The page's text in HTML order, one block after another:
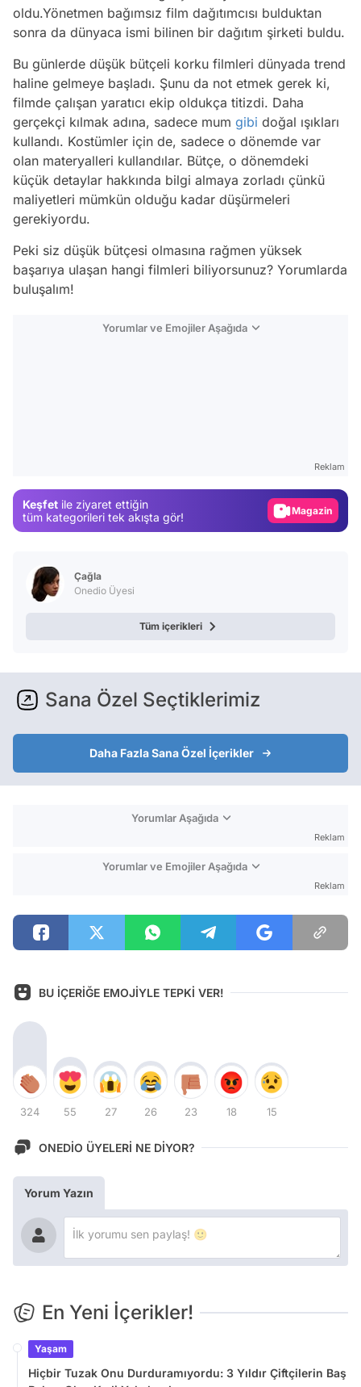
oldu.Yönetmen bağımsız film dağıtımcısı bulduktan
sonra da dünyaca ismi bilinen bir dağıtım şirketi buldu.
Bu günlerde düşük bütçeli korku filmleri dünyada trend
haline gelmeye başladı. Şunu da not etmek gerek ki,
filmde çalışan yaratıcı ekip oldukça titizdi. Daha
gerçekçi kılmak adına, sadece mum gibi doğal ışıkları
kullandı. Kostümler için de, sadece o dönemde var
olan materyalleri kullandılar. Bütçe, o dönemdeki
küçük detaylar hakkında bilgi almaya zorladı çünkü
maliyetleri mümkün olduğu kadar düşürmeleri
gerekiyordu.
Peki siz düşük bütçesi olmasına rağmen yüksek
başarıya ulaşan hangi filmleri biliyorsunuz? Yorumlarda
buluşalım!
Yorumlar ve Emojiler Aşağıda
Reklam
Keşfet ile ziyaret ettiğin
tüm kategorileri tek akışta gör!
Video
Çağla
Onedio Üyesi
Tüm içerikleri
Sana Özel Seçtiklerimiz
Daha Fazla Sana Özel İçerikler
Yorumlar Aşağıda
Reklam
Yorumlar ve Emojiler Aşağıda
Reklam
BU İÇERİĞE EMOJİYLE TEPKİ VER!
324 55 27 26 23 18 15
ONEDİO ÜYELERİ NE DİYOR?
Yorum Yazın
En Yeni İçerikler!
Yaşam
Hiçbir Tuzak Onu Durduramıyordu: 3 Yıldır Çiftçilerin Baş